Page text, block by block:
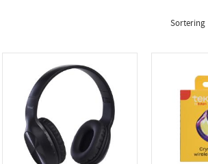
Välj sortering